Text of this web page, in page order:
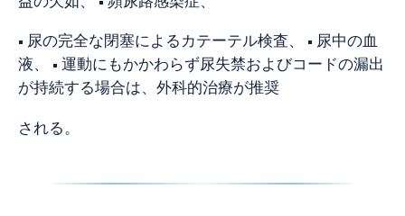
• 尿の完全な閉塞によるカテーテル検査、 • 尿中の血
液、 • 運動にもかかわらず尿失禁およびコードの漏出
が持続する場合は、外科的治療が推奨
される。